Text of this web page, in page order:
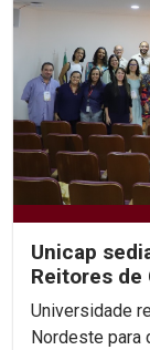
Unicap
Reitores de
Universidade
Nordeste para